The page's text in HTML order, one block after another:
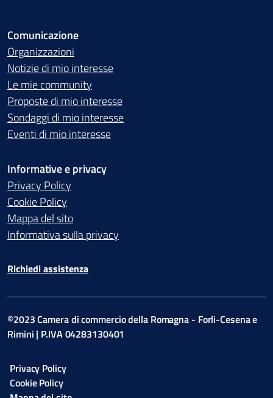
Comunicazione
Organizzazioni
Notizie di mio interesse
Le mie community
Proposte di mio interesse
Sondaggi di mio interesse
Eventi di mio interesse
Informative e privacy
Privacy Policy
Cookie Policy
Mappa del sito
Informativa sulla privacy
Richiedi assistenza
©2023 Camera di commercio della Romagna - Forli-Cesena e
Rimini | P.IVA 04283130401
Privacy Policy
Cookie Policy